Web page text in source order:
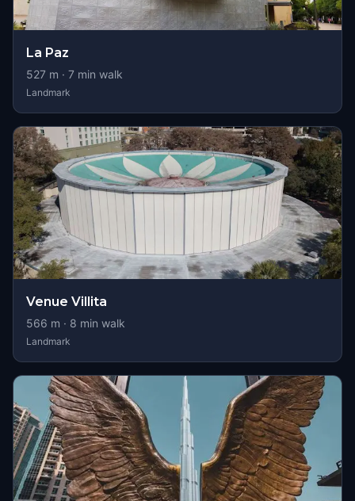
La Paz
527 m · 7 min walk
Landmark
Venue Villita
566 m · 8 min walk
Landmark